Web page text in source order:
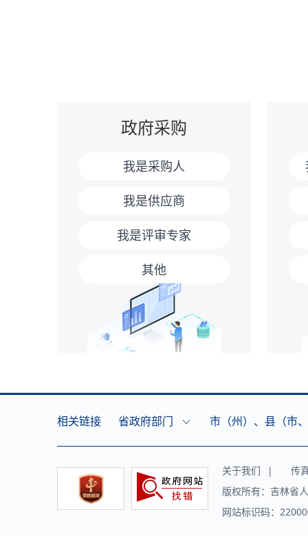
政府采购
我是采购人
我是供应商
我是评审专家
其他
相关链接 省政府部门 市（州）、县（市
关于我们 |
传
版权所有：吉林省
网站标识码：